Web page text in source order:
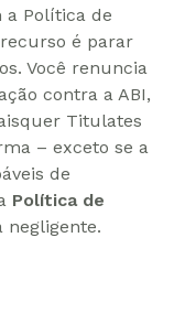
a Política de
é parar
Você renuncia
contra a ABI,
Titulates
– exceto se a
de
Política de